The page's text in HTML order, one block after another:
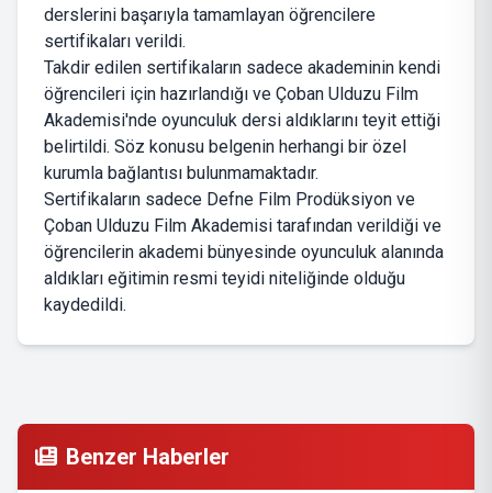
derslerini başarıyla tamamlayan öğrencilere
sertifikaları verildi.
Takdir edilen sertifikaların sadece akademinin kendi
öğrencileri için hazırlandığı ve Çoban Ulduzu Film
Akademisi'nde oyunculuk dersi aldıklarını teyit ettiği
belirtildi. Söz konusu belgenin herhangi bir özel
kurumla bağlantısı bulunmamaktadır.
Sertifikaların sadece Defne Film Prodüksiyon ve
Çoban Ulduzu Film Akademisi tarafından verildiği ve
öğrencilerin akademi bünyesinde oyunculuk alanında
aldıkları eğitimin resmi teyidi niteliğinde olduğu
kaydedildi.
Benzer Haberler